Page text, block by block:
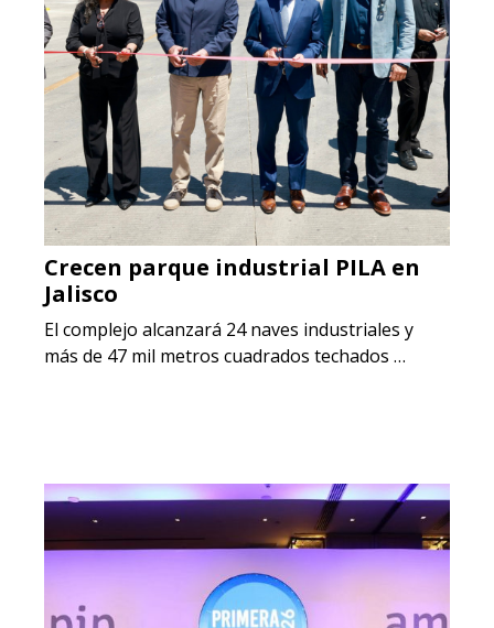
Crecen parque industrial PILA en
Jalisco
El complejo alcanzará 24 naves industriales y
más de 47 mil metros cuadrados techados …